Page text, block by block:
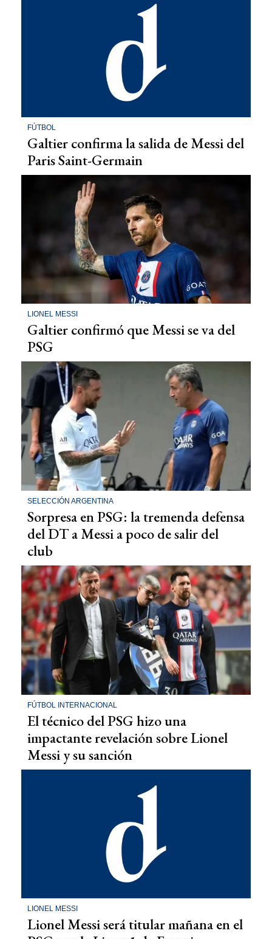
FÚTBOL
Galtier confirma la salida de Messi del
Paris Saint-Germain
LIONEL MESSI
Galtier confirmó que Messi se va del
PSG
SELECCIÓN ARGENTINA
Sorpresa en PSG: la tremenda defensa
del DT a Messi a poco de salir del
club
FÚTBOL INTERNACIONAL
El técnico del PSG hizo una
impactante revelación sobre Lionel
Messi y su sanción
LIONEL MESSI
Lionel Messi será titular mañana en el